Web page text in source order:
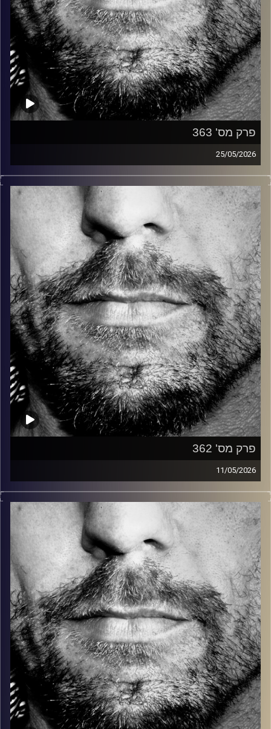
פרק מס' 363
25/05/2026
זיפים, מוזיקה מחוספסת של הופעות חיות. הרבה ג'אם, רוק,
בלוז, bluegrass, ג'אז, Fאנק, פרוגרסיב ואפילו אלקטרוניקה.
כל מה שחי, אמיתי ונושם.
עם שמוליק רגב.
קרדיט תמונות: David Goehring
פרק מס' 362
11/05/2026
זיפים, מוזיקה מחוספסת של הופעות חיות. הרבה ג'אם, רוק,
בלוז, bluegrass, ג'אז, Fאנק, פרוגרסיב ואפילו אלקטרוניקה.
כל מה שחי, אמיתי ונושם.
עם שמוליק רגב.
קרדיט תמונות: David Goehring